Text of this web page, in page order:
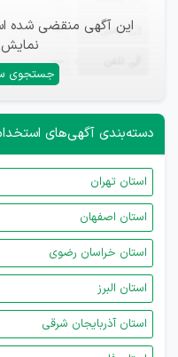
این آگهی منقضی شده
جستجوی
ایمیل —
—
دسته‌بندی آگهی‌های
استان تهران
استان اصفهان
استان خراسان رضوی
استان البرز
استان آذربایجان شرقی